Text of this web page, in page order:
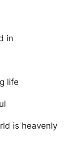
in
life
is heavenly